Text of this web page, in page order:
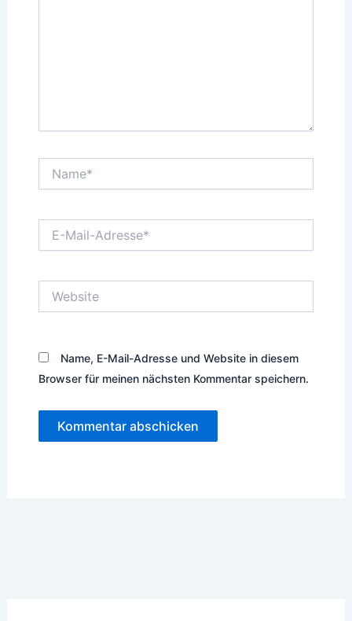
Mail-
Name, E-Mail-Adresse und Website in diesem
Browser für meinen nächsten Kommentar speichern.